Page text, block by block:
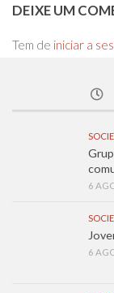
DEIXE UM
Tem de iniciar a
6
6